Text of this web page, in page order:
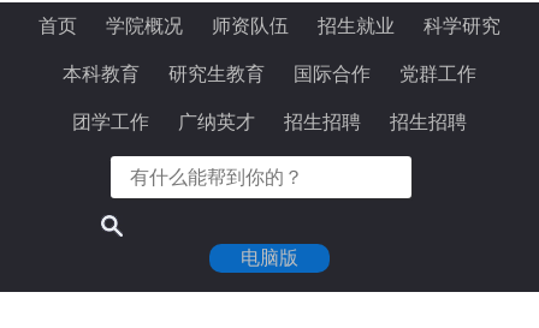
首页 学院概况 师资队伍 招生就业 科学研究
本科教育 研究生教育 国际合作 党群工作
团学工作 广纳英才 招生招聘 招生招聘
电脑版